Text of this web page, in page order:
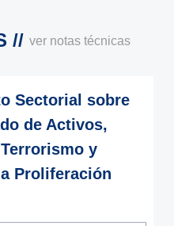
//ver notas técnicas
Sectorial sobre
de Activos,
y
Proliferación